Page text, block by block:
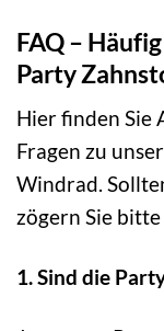
FAQ –
Party
Hier finden Sie
Fragen zu
Windrad.
zögern Sie
1. Sind die